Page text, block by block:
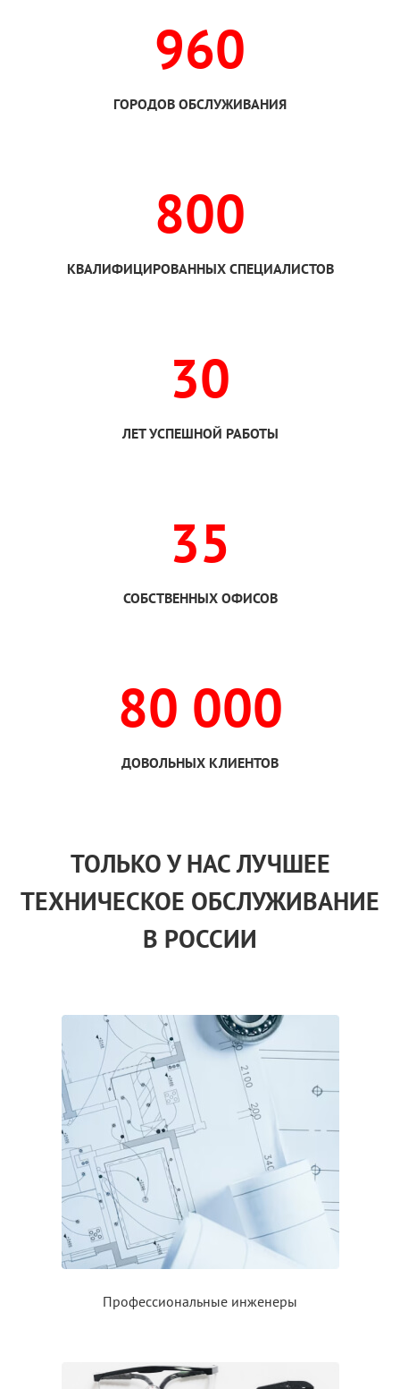
960
ГОРОДОВ ОБСЛУЖИВАНИЯ
800
КВАЛИФИЦИРОВАННЫХ СПЕЦИАЛИСТОВ
30
ЛЕТ УСПЕШНОЙ РАБОТЫ
35
СОБСТВЕННЫХ ОФИСОВ
80 000
ДОВОЛЬНЫХ КЛИЕНТОВ
ТОЛЬКОУ НАСЛУЧШЕЕ
ТЕХНИЧЕСКОЕ ОБСЛУЖИВАНИЕ
В РОССИИ
Профессиональные инженеры